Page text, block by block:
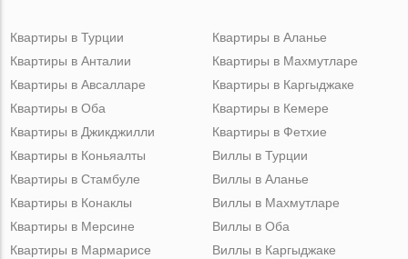
Квартиры в Турции
Квартиры в Анталии
Квартиры в Авсалларе
Квартиры в Оба
Квартиры в Джикджилли
Квартиры в Аланье
Квартиры в Махмутларе
Квартиры в Каргыджаке
Квартиры в Кемере
Квартиры в Фетхие
Квартиры в Коньяалты
Квартиры в Стамбуле
Квартиры в Конаклы
Квартиры в Мерсине
Квартиры в Мармарисе
Виллы в Турции
Виллы в Аланье
Виллы в Махмутларе
Виллы в Оба
Виллы в Каргыджаке